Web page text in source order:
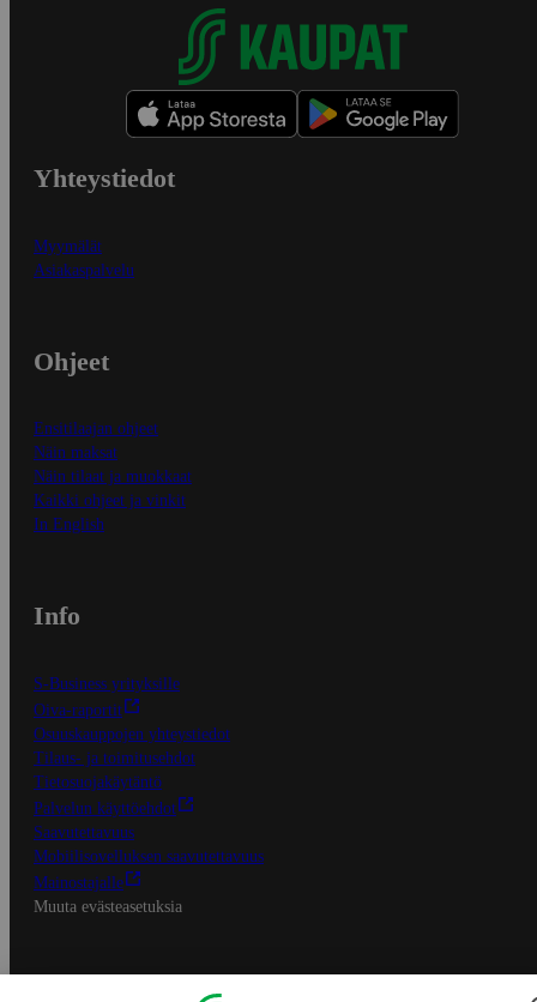
Yhteystiedot
Myymälät
Asiakaspalvelu
Ohjeet
Ensitilaajan ohjeet
Näin maksat
Näin tilaat ja muokkaat
Kaikki ohjeet ja vinkit
In English
Info
S-Business yrityksille
Oiva-raportit
Osuuskauppojen yhteystiedot
Tilaus- ja toimitusehdot
Tietosuojakäytäntö
Palvelun käyttöehdot
Saavutettavuus
Mobiilisovelluksen saavutettavuus
Mainostajalle
Muuta evästeasetuksia